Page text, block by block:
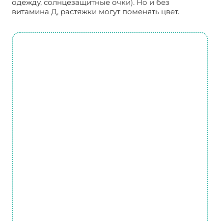
одежду, солнцезащитные очки). Но и без
витамина Д, растяжки могут поменять цвет.